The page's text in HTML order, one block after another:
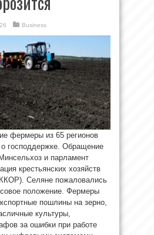
Business
фермеры из 65 регионов
о господдержке. Обращение
и парламент
крестьянских хозяйств
Селяне пожаловались
положение. Фермеры
пошлины на зерно,
культуры,
за ошибки при работе